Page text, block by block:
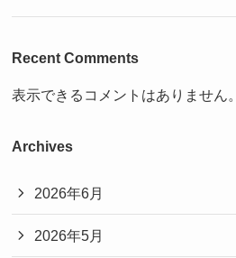
Recent Comments
表示できるコメントはありません。
Archives
2026年6月
2026年5月